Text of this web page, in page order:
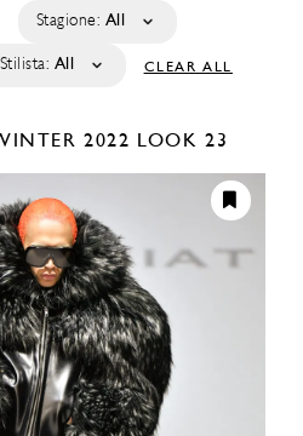
Stagione: All
Stilista: All CLEAR ALL
2022 LOOK 23